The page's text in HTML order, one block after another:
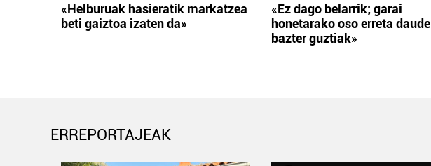
«Helburuak hasieratik markatzea
beti gaiztoa izaten da»
«Ez dago belarrik; garai
honetarako oso erreta daude
bazter guztiak»
ERREPORTAJEAK